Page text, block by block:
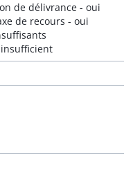
de délivrance - oui
de recours - oui
insufficient